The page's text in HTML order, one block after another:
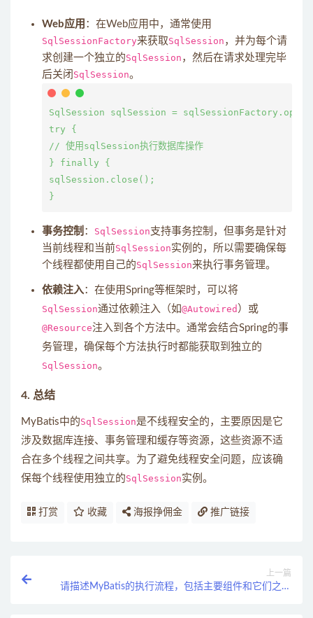
Web应用 ：在Web应用中，通常使用
SqlSessionFactory来获取SqlSession ，并为每个请
求创建一个独立的SqlSession ，然后在请求处理完毕
后关闭 SqlSession。
SqlSession sqlSession =
try {
// 使用sqlSession执行数据库操作
} finally {
sqlSession.close();
事务控制 ： SqlSession支持事务控制，但事务是针对
当前线程和当前SqlSession实例的，所以需要确保每
个线程都使用自己的SqlSession来执行事务管理。
依赖注入：在使用Spring等框架时，可以将
SqlSession通过依赖注入（如@Autowired ）或
@Resource注入到各个方法中。通常会结合Spring的事
务管理，确保每个方法执行时都能获取到独立的
SqlSession。
4. 总结
MyBatis中的SqlSession是不线程安全的，主要原因是它
涉及数据库连接、事务管理和缓存等资源，这些资源不适
合在多个线程之间共享。为了避免线程安全问题，应该确
保每个线程使用独立的SqlSession实例。
打赏 收藏 海报挣佣金 推广链接
上一篇
请描述MyBatis的执行流程，包括主要组件和它们之间